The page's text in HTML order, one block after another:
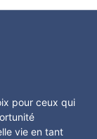
pour ceux qui
vie en tant